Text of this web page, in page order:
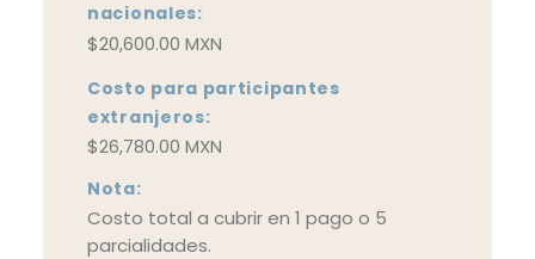
nacionales:
$20,600.00 MXN
Costo para participantes
extranjeros:
$26,780.00 MXN
Nota:
Costo total a cubrir en 1 pago o 5
parcialidades.